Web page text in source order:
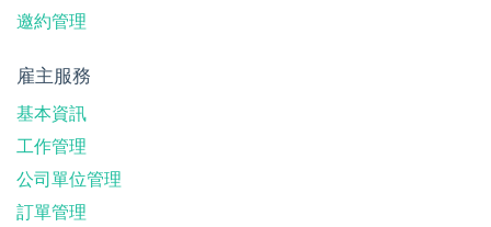
邀約管理
雇主服務
基本資訊
工作管理
公司單位管理
訂單管理